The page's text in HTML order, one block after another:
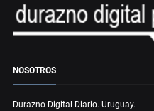
NOSOTROS
Durazno Digital Diario. Uruguay.